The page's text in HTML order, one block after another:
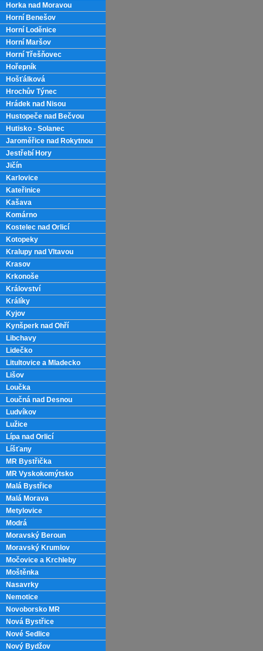
Horka nad Moravou
Horní Benešov
Horní Loděnice
Horní Maršov
Horní Třešňovec
Hořepník
Hošťálková
Hrochův Týnec
Hrádek nad Nisou
Hustopeče nad Bečvou
Hutisko - Solanec
Jaroměřice nad Rokytnou
Jestřebí Hory
Jičín
Karlovice
Kateřinice
Kašava
Komárno
Kostelec nad Orlicí
Kotopeky
Kralupy nad Vltavou
Krasov
Krkonoše
Království
Králíky
Kyjov
Kynšperk nad Ohří
Libchavy
Lidečko
Litultovice a Mladecko
Lišov
Loučka
Loučná nad Desnou
Ludvíkov
Lužice
Lípa nad Orlicí
Líšťany
MR Bystřička
MR Vyskokomýtsko
Malá Bystřice
Malá Morava
Metylovice
Modrá
Moravský Beroun
Moravský Krumlov
Močovice a Krchleby
Moštěnka
Nasavrky
Nemotice
Novoborsko MR
Nová Bystřice
Nové Sedlice
Nový Bydžov